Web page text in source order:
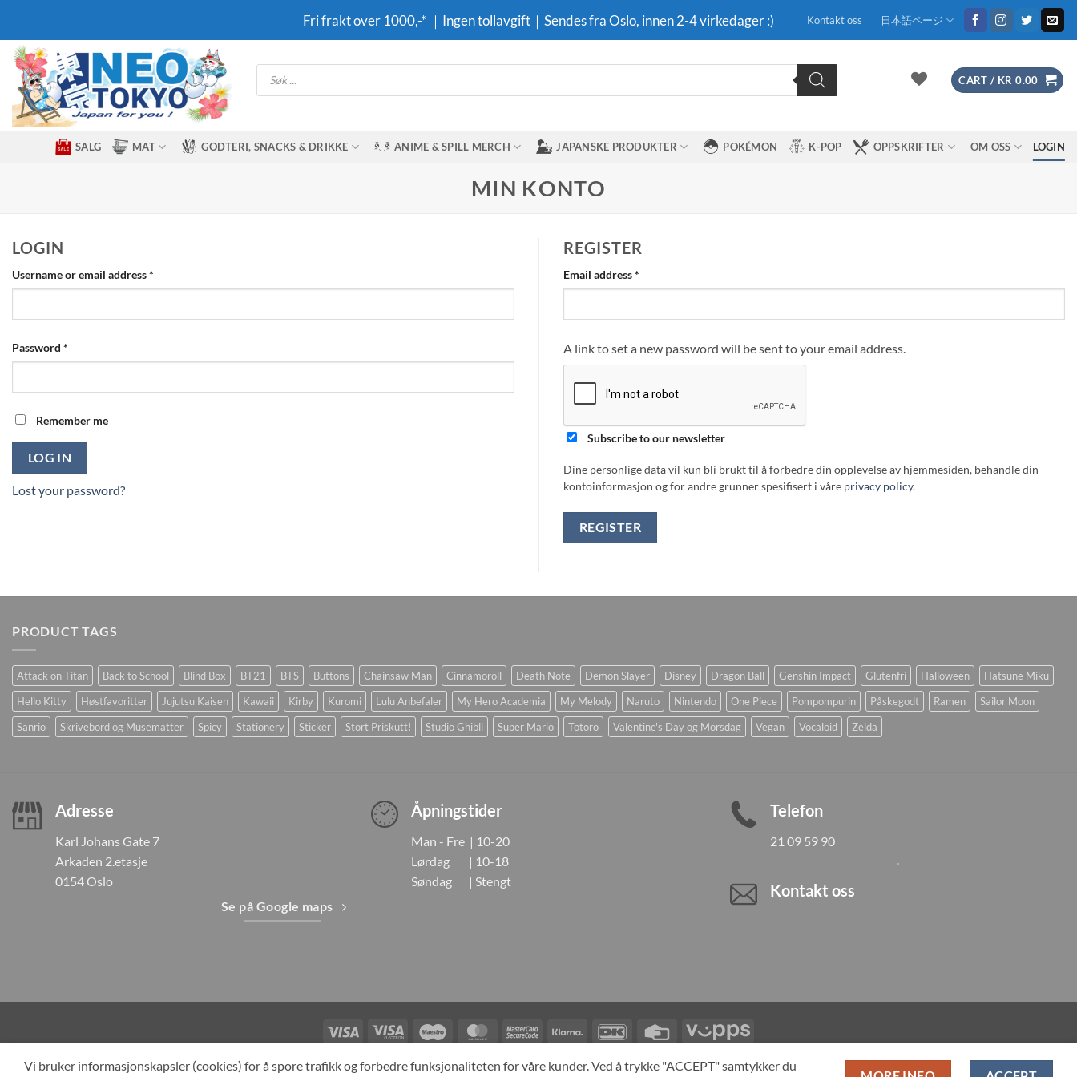
content
Fri frakt over 1000,-* ｜Ingen tollavgift｜Sendes fra Oslo, innen 2-4 virkedager :) Kontakt oss 日本語ページ
Products
search
CART / KR 0.00
SALG MAT GODTERI, SNACKS & DRIKKE ANIME & SPILL MERCH JAPANSKE PRODUKTER POKÉMON K-POP OPPSKRIFTER OM OSS LOGIN
MIN KONTO
LOGIN
Username or email address*
Password *
Remember me
LOG IN
Lost your password?
REGISTER
Email address*
A link to set a new password will be sent to your email address.
Subscribe to our newsletter
Dine personlige data vil kun bli brukt til å forbedre din opplevelse av hjemmesiden, behandle din
kontoinformasjon og for andre grunner spesifisert i våre privacy policy.
REGISTER
PRODUCT TAGS
Attack on Titan Back to School Blind Box BT21 BTS Buttons Chainsaw Man Cinnamoroll Death Note Demon Slayer Disney Dragon Ball Genshin Impact Glutenfri Halloween
Hatsune Miku
Hello Kitty
Høstfavoritter Jujutsu Kaisen Kawaii Kirby Kuromi Lulu Anbefaler My Hero Academia My Melody Naruto Nintendo One Piece Pompompurin Påskegodt Ramen
Sailor Moon
Sanrio
Skrivebord og Musematter Spicy Stationery Sticker Stort Priskutt! Studio Ghibli Super Mario Totoro Valentine's Day og Morsdag Vegan Vocaloid Zelda
Adresse
Karl Johans Gate 7
Arkaden 2.etasje
0154 Oslo
Se på Google maps
Åpningstider
Man - Fre | 10-20
Lørdag | 10-18
Søndag | Stengt
Telefon
21 09 59 90
Kontakt oss
Visa
Visa
Electron
Maestro MasterCardMasterCard
2
Klarna DanKort
Credit
Card
Vipps
TILBAKEKALLINGER KONTAKT OSS OM OSS SPESIALBESTILLING MIN KONTO ALL PRODUCTS
Vi bruker informasjonskapsler (cookies) for å spore trafikk og forbedre funksjonaliteten for våre kunder. Ved å trykke "ACCEPT" samtykker du